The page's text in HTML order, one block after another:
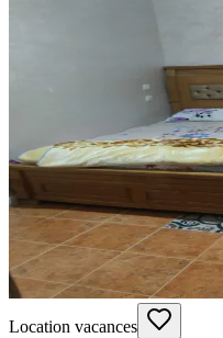
Location vacances